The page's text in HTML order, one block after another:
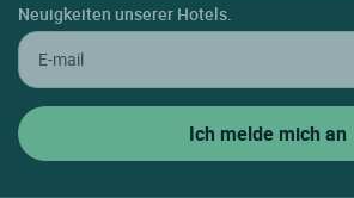
Neuigkeiten unserer Hotels.